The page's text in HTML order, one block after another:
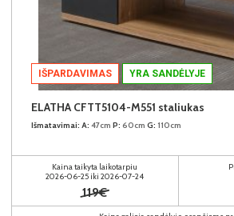
IŠPARDAVIMAS YRA SANDĖLYJE
ELATHA CFTT5104-M551 staliukas
Išmatavimai: A: 47cm P: 60cm G: 110cm
Kaina taikyta laikotarpiu
2026-06-25 iki 2026-07-24
119€